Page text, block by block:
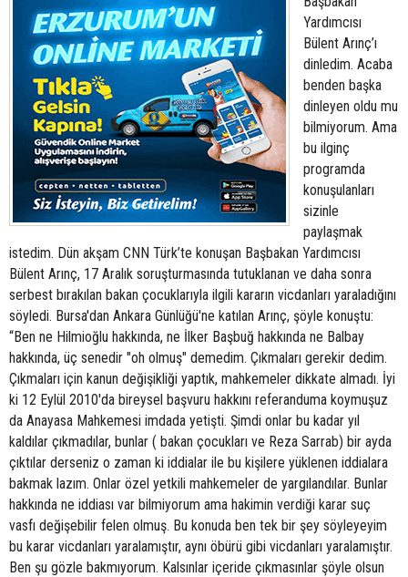
Yardımcısı
Bülent Arınç’ı
dinledim. Acaba
benden başka
dinleyen oldu mu
bilmiyorum. Ama
bu ilginç
programda
konuşulanları
sizinle
paylaşmak
istedim. Dün akşam CNN Türk’te konuşan Başbakan Yardımcısı
Bülent Arınç, 17 Aralık soruşturmasında tutuklanan ve daha sonra
serbest bırakılan bakan çocuklarıyla ilgili kararın vicdanları yaraladığını
söyledi. Bursa'dan Ankara Günlüğü'ne katılan Arınç, şöyle konuştu:
“Ben ne Hilmioğlu hakkında, ne İlker Başbuğ hakkında ne Balbay
hakkında, üç senedir "oh olmuş" demedim. Çıkmaları gerekir dedim.
Çıkmaları için kanun değişikliği yaptık, mahkemeler dikkate almadı. İyi
ki 12 Eylül 2010'da bireysel başvuru hakkını referanduma koymuşuz
da Anayasa Mahkemesi imdada yetişti. Şimdi onlar bu kadar yıl
kaldılar çıkmadılar, bunlar ( bakan çocukları ve Reza Sarrab) bir ayda
çıktılar derseniz o zaman ki iddialar ile bu kişilere yüklenen iddialara
bakmak lazım. Onlar özel yetkili mahkemeler de yargılandılar. Bunlar
hakkında ne iddiası var bilmiyorum ama hakimin verdiği karar suç
vasfı değişebilir felen olmuş. Bu konuda ben tek bir şey söyleyeyim
bu karar vicdanları yaralamıştır, aynı öbürü gibi vicdanları yaralamıştır.
Ben şu gözle bakmıyorum. Kalsınlar içeride çıkmasınlar şöyle olsun